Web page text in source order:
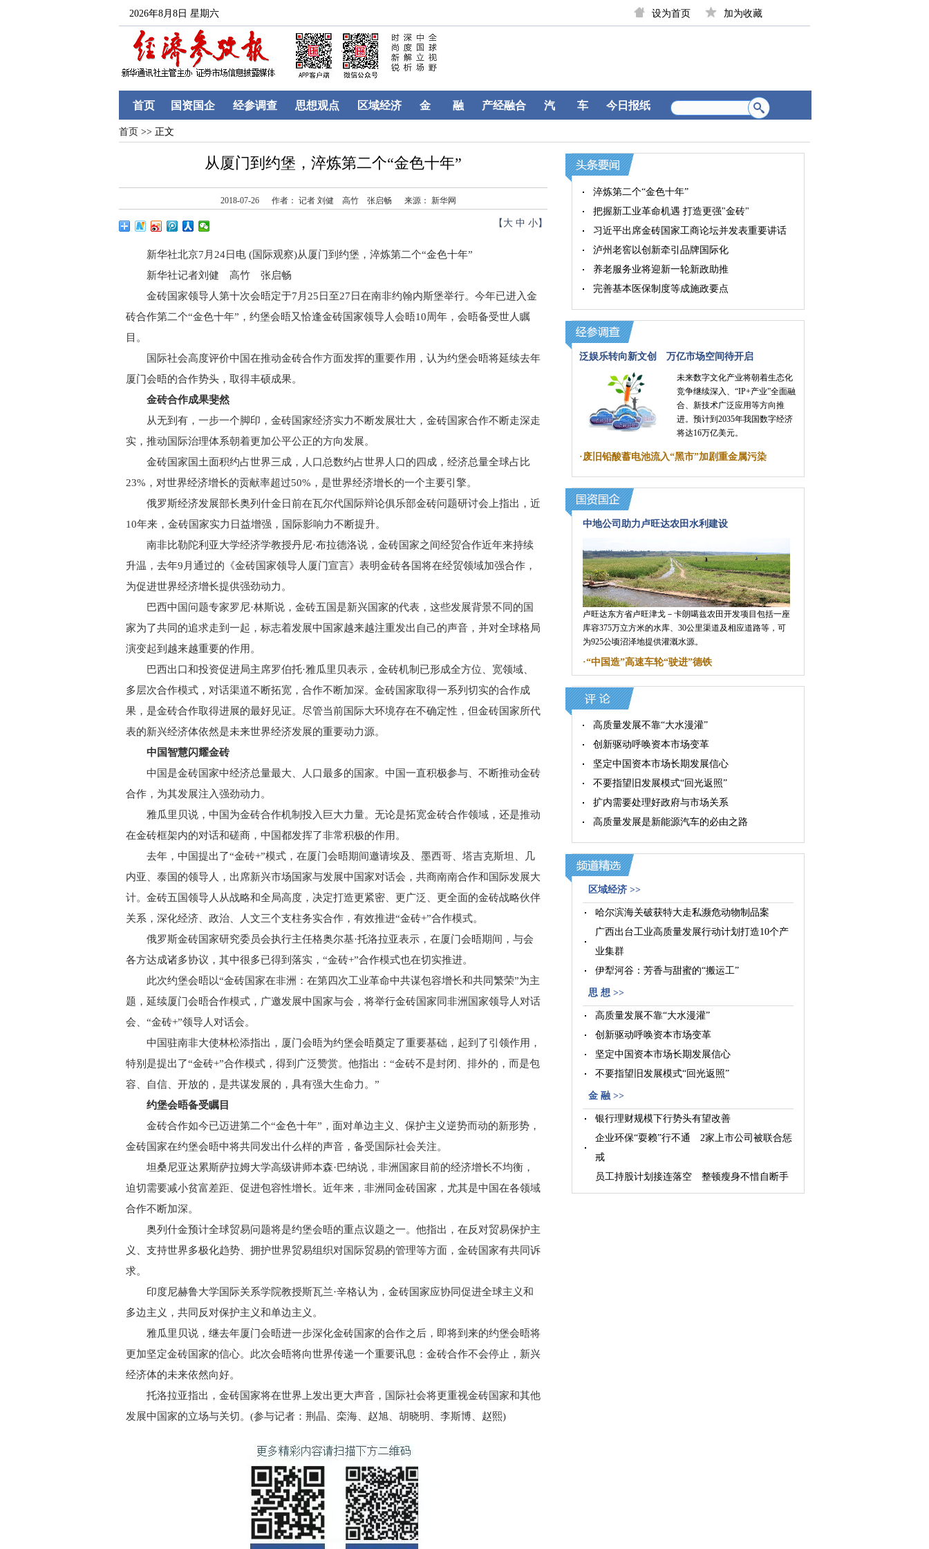
2026年8月8日 星期六 设为首页 加为收藏
首页 国资国企 经参调查 思想观点 区域经济 金 融 产经融合 汽 车 今日报纸
首页 >> 正文
从厦门到约堡，淬炼第二个“金色十年”
2018-07-26 作者： 记者 刘健 高竹 张启畅 来源： 新华网
【 大 中 小】
新华社北京7月24日电 (国际观察)从厦门到约堡，淬炼第二个“金色十年”
新华社记者刘健 高竹 张启畅
金砖国家领导人第十次会晤定于7月25日至27日在南非约翰内斯堡举行。今年已进入金
砖合作第二个“金色十年”，约堡会晤又恰逢金砖国家领导人会晤10周年，会晤备受世人瞩
目。
国际社会高度评价中国在推动金砖合作方面发挥的重要作用，认为约堡会晤将延续去年
厦门会晤的合作势头，取得丰硕成果。
金砖合作成果斐然
从无到有，一步一个脚印，金砖国家经济实力不断发展壮大，金砖国家合作不断走深走
实，推动国际治理体系朝着更加公平公正的方向发展。
金砖国家国土面积约占世界三成，人口总数约占世界人口的四成，经济总量全球占比
23%，对世界经济增长的贡献率超过50%，是世界经济增长的一个主要引擎。
俄罗斯经济发展部长奥列什金日前在瓦尔代国际辩论俱乐部金砖问题研讨会上指出，近
10年来，金砖国家实力日益增强，国际影响力不断提升。
南非比勒陀利亚大学经济学教授丹尼·布拉德洛说，金砖国家之间经贸合作近年来持续
升温，去年9月通过的《金砖国家领导人厦门宣言》表明金砖各国将在经贸领域加强合作，
为促进世界经济增长提供强劲动力。
巴西中国问题专家罗尼·林斯说，金砖五国是新兴国家的代表，这些发展背景不同的国
家为了共同的追求走到一起，标志着发展中国家越来越注重发出自己的声音，并对全球格局
演变起到越来越重要的作用。
巴西出口和投资促进局主席罗伯托·雅瓜里贝表示，金砖机制已形成全方位、宽领域、
多层次合作模式，对话渠道不断拓宽，合作不断加深。金砖国家取得一系列切实的合作成
果，是金砖合作取得进展的最好见证。尽管当前国际大环境存在不确定性，但金砖国家所代
表的新兴经济体依然是未来世界经济发展的重要动力源。
中国智慧闪耀金砖
中国是金砖国家中经济总量最大、人口最多的国家。中国一直积极参与、不断推动金砖
合作，为其发展注入强劲动力。
雅瓜里贝说，中国为金砖合作机制投入巨大力量。无论是拓宽金砖合作领域，还是推动
在金砖框架内的对话和磋商，中国都发挥了非常积极的作用。
去年，中国提出了“金砖+”模式，在厦门会晤期间邀请埃及、墨西哥、塔吉克斯坦、几
内亚、泰国的领导人，出席新兴市场国家与发展中国家对话会，共商南南合作和国际发展大
计。金砖五国领导人从战略和全局高度，决定打造更紧密、更广泛、更全面的金砖战略伙伴
关系，深化经济、政治、人文三个支柱务实合作，有效推进“金砖+”合作模式。
俄罗斯金砖国家研究委员会执行主任格奥尔基·托洛拉亚表示，在厦门会晤期间，与会
各方达成诸多协议，其中很多已得到落实，“金砖+”合作模式也在切实推进。
此次约堡会晤以“金砖国家在非洲：在第四次工业革命中共谋包容增长和共同繁荣”为主
题，延续厦门会晤合作模式，广邀发展中国家与会，将举行金砖国家同非洲国家领导人对话
会、“金砖+”领导人对话会。
中国驻南非大使林松添指出，厦门会晤为约堡会晤奠定了重要基础，起到了引领作用，
特别是提出了“金砖+”合作模式，得到广泛赞赏。他指出：“金砖不是封闭、排外的，而是包
容、自信、开放的，是共谋发展的，具有强大生命力。”
约堡会晤备受瞩目
金砖合作如今已迈进第二个“金色十年”，面对单边主义、保护主义逆势而动的新形势，
金砖国家在约堡会晤中将共同发出什么样的声音，备受国际社会关注。
坦桑尼亚达累斯萨拉姆大学高级讲师本森·巴纳说，非洲国家目前的经济增长不均衡，
迫切需要减小贫富差距、促进包容性增长。近年来，非洲同金砖国家，尤其是中国在各领域
合作不断加深。
奥列什金预计全球贸易问题将是约堡会晤的重点议题之一。他指出，在反对贸易保护主
义、支持世界多极化趋势、拥护世界贸易组织对国际贸易的管理等方面，金砖国家有共同诉
求。
印度尼赫鲁大学国际关系学院教授斯瓦兰·辛格认为，金砖国家应协同促进全球主义和
多边主义，共同反对保护主义和单边主义。
雅瓜里贝说，继去年厦门会晤进一步深化金砖国家的合作之后，即将到来的约堡会晤将
更加坚定金砖国家的信心。此次会晤将向世界传递一个重要讯息：金砖合作不会停止，新兴
经济体的未来依然向好。
托洛拉亚指出，金砖国家将在世界上发出更大声音，国际社会将更重视金砖国家和其他
发展中国家的立场与关切。(参与记者：荆晶、栾海、赵旭、胡晓明、李斯博、赵熙)
淬炼第二个“金色十年”
把握新工业革命机遇 打造更强"金砖"
习近平出席金砖国家工商论坛并发表重要讲话
泸州老窖以创新牵引品牌国际化
养老服务业将迎新一轮新政助推
完善基本医保制度等成施政要点
泛娱乐转向新文创 万亿市场空间待开启
未来数字文化产业将朝着生态化
竞争继续深入、“IP+产业”全面融
合、新技术广泛应用等方向推
进。预计到2035年我国数字经济
将达16万亿美元。
·废旧铅酸蓄电池流入“黑市”加剧重金属污染
中地公司助力卢旺达农田水利建设
卢旺达东方省卢旺津戈－卡朗噶兹农田开发项目包括一座
库容375万立方米的水库、30公里渠道及相应道路等，可
为925公顷沼泽地提供灌溉水源。
·“中国造”高速车轮“驶进”德铁
高质量发展不靠“大水漫灌”
创新驱动呼唤资本市场变革
坚定中国资本市场长期发展信心
不要指望旧发展模式“回光返照”
扩内需要处理好政府与市场关系
高质量发展是新能源汽车的必由之路
区域经济 >>
哈尔滨海关破获特大走私濒危动物制品案
广西出台工业高质量发展行动计划打造10个产
业集群
伊犁河谷：芳香与甜蜜的“搬运工”
晋江：新型城镇化的探索与实践
思 想 >>
高质量发展不靠“大水漫灌”
创新驱动呼唤资本市场变革
坚定中国资本市场长期发展信心
不要指望旧发展模式“回光返照”
金 融 >>
银行理财规模下行势头有望改善
企业环保“耍赖”行不通 2家上市公司被联合惩
戒
员工持股计划接连落空 整顿瘦身不惜自断手
臂